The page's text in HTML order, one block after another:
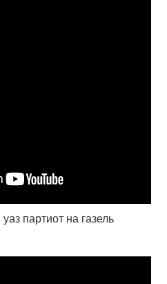
партиот на газель